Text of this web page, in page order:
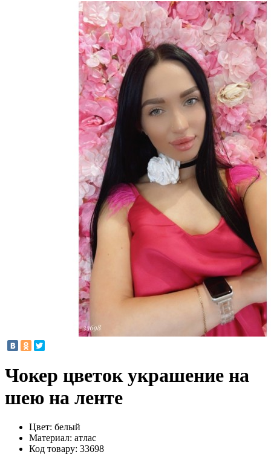
Чокер цветок украшение на
шею на ленте
Цвет: белый
Материал: атлас
Код товару: 33698